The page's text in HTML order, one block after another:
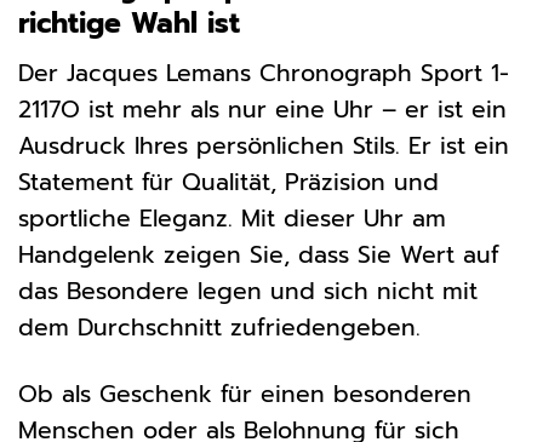
richtige Wahl ist
Der Jacques Lemans Chronograph Sport 1-
2117O ist mehr als nur eine Uhr – er ist ein
Ausdruck Ihres persönlichen Stils. Er ist ein
Statement für Qualität, Präzision und
sportliche Eleganz. Mit dieser Uhr am
Handgelenk zeigen Sie, dass Sie Wert auf
das Besondere legen und sich nicht mit
dem Durchschnitt zufriedengeben.
Ob als Geschenk für einen besonderen
Menschen oder als Belohnung für sich